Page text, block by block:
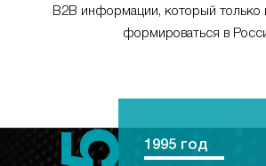
B2B информации, который только
формироваться в
1995 год